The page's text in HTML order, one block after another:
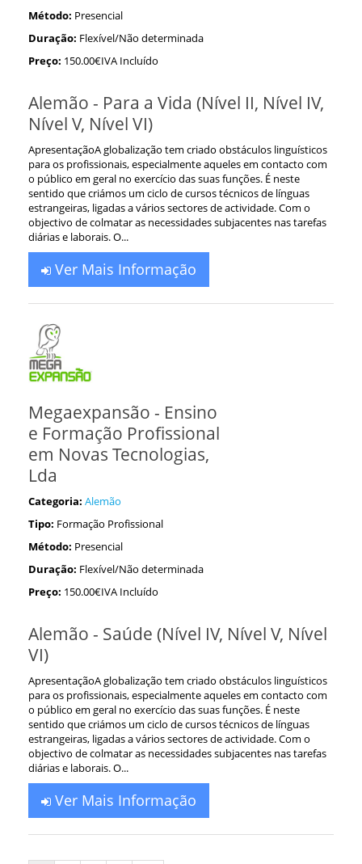
Método: Presencial
Duração: Flexível/Não determinada
Preço: 150.00€IVA Incluído
Alemão - Para a Vida (Nível II, Nível IV,
Nível V, Nível VI)
ApresentaçãoA globalização tem criado obstáculos linguísticos
para os profissionais, especialmente aqueles em contacto com
o público em geral no exercício das suas funções. É neste
sentido que criámos um ciclo de cursos técnicos de línguas
estrangeiras, ligadas a vários sectores de actividade. Com o
objectivo de colmatar as necessidades subjacentes nas tarefas
diárias e laborais. O...
Ver Mais Informação
Megaexpansão - Ensino
e Formação Profissional
em Novas Tecnologias,
Lda
Categoria: Alemão
Tipo: Formação Profissional
Método: Presencial
Duração: Flexível/Não determinada
Preço: 150.00€IVA Incluído
Alemão - Saúde (Nível IV, Nível V, Nível
VI)
ApresentaçãoA globalização tem criado obstáculos linguísticos
para os profissionais, especialmente aqueles em contacto com
o público em geral no exercício das suas funções. É neste
sentido que criámos um ciclo de cursos técnicos de línguas
estrangeiras, ligadas a vários sectores de actividade. Com o
objectivo de colmatar as necessidades subjacentes nas tarefas
diárias e laborais. O...
Ver Mais Informação